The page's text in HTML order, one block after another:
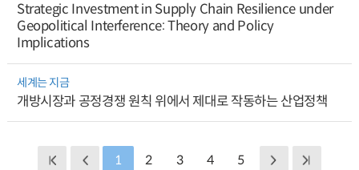
Strategic Investment in Supply Chain Resilience under
Geopolitical Interference: Theory and Policy
Implications
세계는 지금
개방시장과 공정경쟁 원칙 위에서 제대로 작동하는 산업정책
1 2 3 4 5